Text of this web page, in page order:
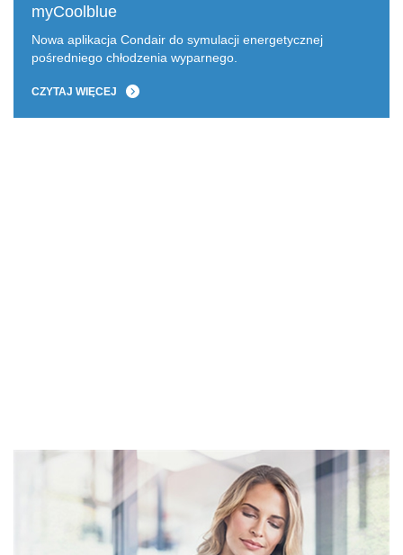
myCoolblue
Nowa aplikacja Condair do symulacji energetycznej
pośredniego chłodzenia wyparnego.
CZYTAJ WIĘCEJ